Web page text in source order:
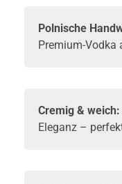
Polnische
Premium-Vodka
Cremig & weich:
Eleganz –